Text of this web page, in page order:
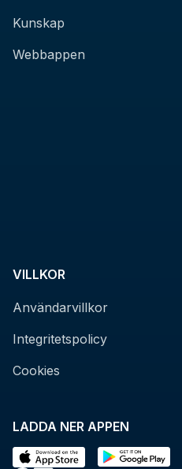
LADDA NER APPEN
Kunskap
Webbappen
VILLKOR
Användarvillkor
Integritetspolicy
Cookies